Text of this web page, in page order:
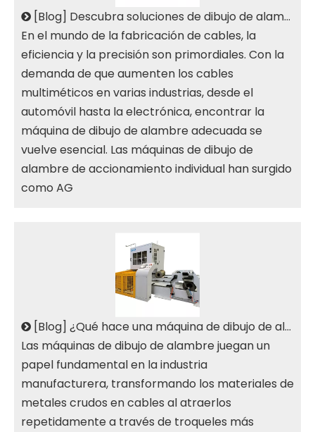
[Blog] Descubra soluciones de dibujo de alambre de transmisión individual para cables multimetálicos
En el mundo de la fabricación de cables, la
eficiencia y la precisión son primordiales. Con la
demanda de que aumenten los cables
multiméticos en varias industrias, desde el
automóvil hasta la electrónica, encontrar la
máquina de dibujo de alambre adecuada se
vuelve esencial. Las máquinas de dibujo de
alambre de accionamiento individual han surgido
como AG
[Blog] ¿Qué hace una máquina de dibujo de alambre?
Las máquinas de dibujo de alambre juegan un
papel fundamental en la industria
manufacturera, transformando los materiales de
metales crudos en cables al atraerlos
repetidamente a través de troqueles más